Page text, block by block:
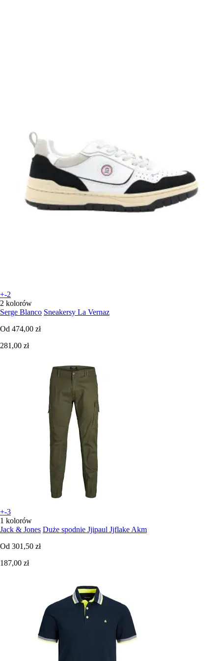
+-2
2 kolorów
Serge Blanco Sneakersy La Vernaz
Od 474,00 zł
281,00 zł
+-3
1 kolorów
Jack & Jones Duże spodnie Jjipaul Jjflake Akm
Od 301,50 zł
187,00 zł